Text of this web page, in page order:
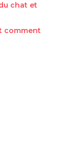
chat et
comment